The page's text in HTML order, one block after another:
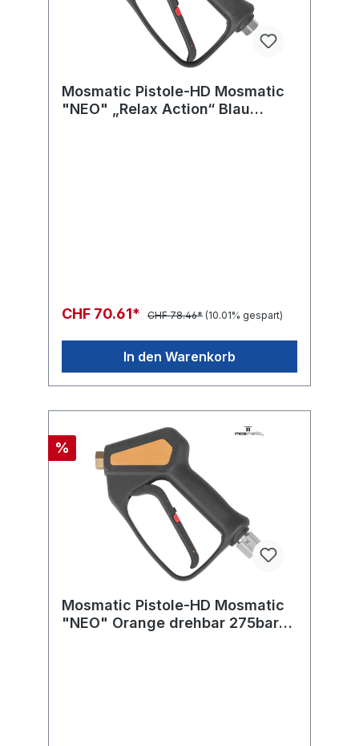
Mosmatic Pistole-HD Mosmatic
"NEO" „Relax Action“ Blau
CHF 70.61* CHF 78.46* (10.01% gespart)
In den Warenkorb
%
Mosmatic Pistole-HD Mosmatic
"NEO" Orange drehbar 275bar